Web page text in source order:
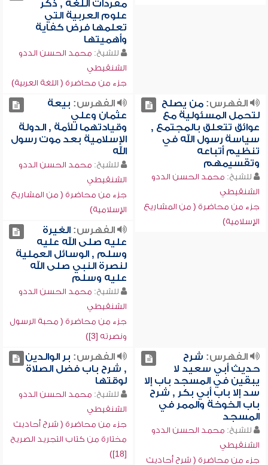
مفردات اللغة , ذكر
علوم العربية التي
تعلمها فرض كفاية
وأهميتها
للشيخ: محمد الحسن الددو
الشنقيطي
جزء من محاضرة ( اللغة العربية)
الفهرس:من يصلح
لتحمل المسئولية مع
عوائق تتعلق بالمجتمع ,
سياسة رسول الله في
تنظيم أتباعه
وتقسيمهم
للشيخ: محمد الحسن الددو
الشنقيطي
جزء من محاضرة ( من المشاريع
الإسلامية)
الفهرس: بيعة
عثمان وعلي
وقيادتهما للأمة , الدولة
الإسلامية بعد موت رسول
الله
للشيخ: محمد الحسن الددو
الشنقيطي
جزء من محاضرة ( من المشاريع
الإسلامية)
الفهرس:الغيرة
عليه صلى الله عليه
وسلم , الوسائل العملية
لنصرة النبي صلى الله
عليه وسلم
للشيخ: محمد الحسن الددو
الشنقيطي
جزء من محاضرة ( محبة الرسول
ونصرته [3])
الفهرس: شرح
حديث أبي سعيد لا
يبقين في المسجد باب إلا
سد إلا باب أبي بكر , شرح
باب الخوخة والممر في
المسجد
للشيخ: محمد الحسن الددو
الشنقيطي
جزء من محاضرة ( شرح أحاديث
الفهرس: بر الوالدين
, شرح باب فضل الصلاة
لوقتها
للشيخ: محمد الحسن الددو
الشنقيطي
جزء من محاضرة ( شرح أحاديث
مختارة من كتاب التجريد الصريح
[18])